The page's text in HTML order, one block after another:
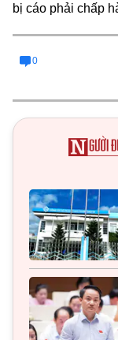
bị cáo phải chấp
0